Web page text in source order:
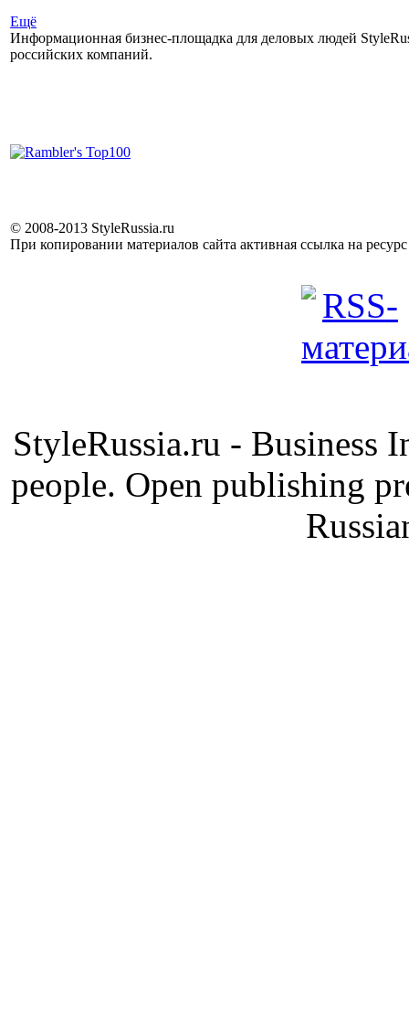
Ещё
Информационная бизнес-площадка для деловых людей
российских компаний.
© 2008-2013 StyleRussia.ru
При копировании материалов сайта активная ссылка на
StyleRussia.ru - Business
people. Open publishing